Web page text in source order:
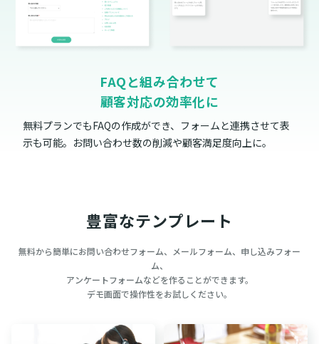
FAQと組み合わせて
顧客対応の効率化に
無料プランでもFAQの作成ができ、フォームと連携させて表
示も可能。お問い合わせ数の削減や顧客満足度向上に。
豊富なテンプレート
無料から簡単にお問い合わせフォーム、メールフォーム、申し込みフォー
ム、
アンケートフォームなどを作ることができます。
デモ画面で操作性をお試しください。